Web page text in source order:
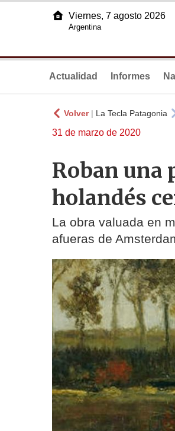
Viernes, 7 agosto 2026
Argentina
Actualidad Informes
Volver| La Tecla Patagonia
31 de marzo de 2020
Roban una
holandés
La obra valuada en
afueras de